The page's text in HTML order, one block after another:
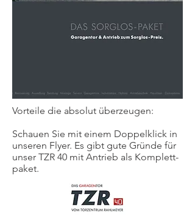
Vorteile die absolut überzeugen:
Schauen Sie mit einem Doppelklick in
unseren Flyer. Es gibt gute Gründe für
unser TZR 40 mit Antrieb als Komplett­
paket.